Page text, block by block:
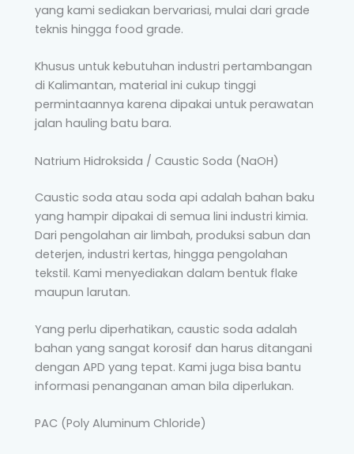
yang kami sediakan bervariasi, mulai dari grade
teknis hingga food grade.
Khusus untuk kebutuhan industri pertambangan
di Kalimantan, material ini cukup tinggi
permintaannya karena dipakai untuk perawatan
jalan hauling batu bara.
Natrium Hidroksida / Caustic Soda (NaOH)
Caustic soda atau soda api adalah bahan baku
yang hampir dipakai di semua lini industri kimia.
Dari pengolahan air limbah, produksi sabun dan
deterjen, industri kertas, hingga pengolahan
tekstil. Kami menyediakan dalam bentuk flake
maupun larutan.
Yang perlu diperhatikan, caustic soda adalah
bahan yang sangat korosif dan harus ditangani
dengan APD yang tepat. Kami juga bisa bantu
informasi penanganan aman bila diperlukan.
PAC (Poly Aluminum Chloride)